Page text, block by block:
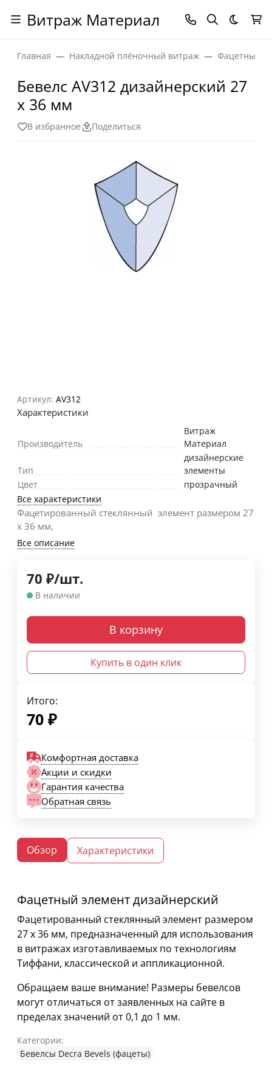
Витраж Материал Темная
Главная Накладной плёночный витраж Фацетные
Бевелс AV312 дизайнерский 27
х 36 мм
В избранное Поделиться
Артикул: AV312
Характеристики
Производитель
Витраж
Материал
Тип
дизайнерские
элементы
Цвет
прозрачный
Все характеристики
Фацетированный стеклянный элемент размером 27
х 36 мм,
Все описание
70 ₽/шт.
В наличии
В корзину
Купить в один клик
Итого:
70 ₽
Комфортная доставка
Акции и скидки
Гарантия качества
Обратная связь
Обзор Характеристики
Фацетный элемент дизайнерский
Фацетированный стеклянный элемент размером
27 х 36 мм, предназначенный для использования
в витражах изготавливаемых по технологиям
Тиффани, классической и аппликационной.
Обращаем ваше внимание! Размеры бевелсов
могут отличаться от заявленных на сайте в
пределах значений от 0,1 до 1 мм.
Категории:
Бевелсы Decra Bevels (фацеты)